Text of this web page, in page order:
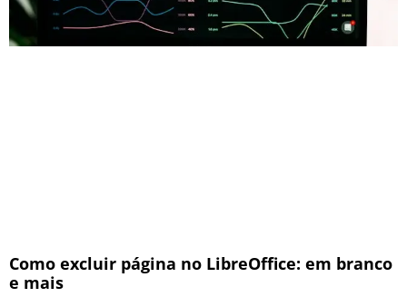
Como excluir página no LibreOffice: em branco
e mais